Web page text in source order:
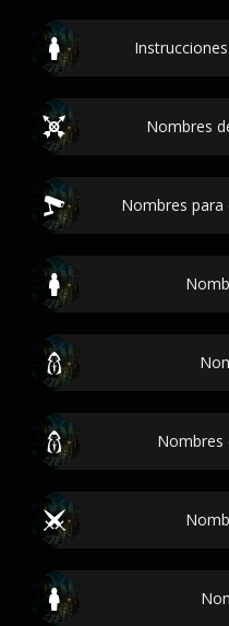
Nombres
Nombres para
Nombres